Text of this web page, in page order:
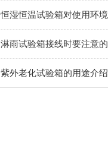
紫外老化试验箱的用途介绍